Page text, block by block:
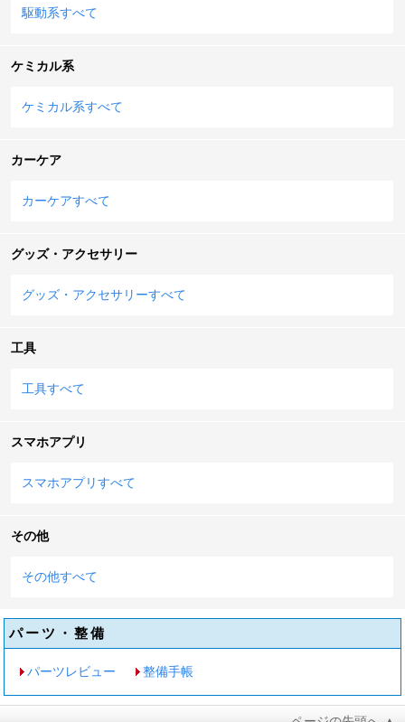
駆動系すべて
ケミカル系
ケミカル系すべて
カーケア
カーケアすべて
グッズ・アクセサリー
グッズ・アクセサリーすべて
工具
工具すべて
スマホアプリ
スマホアプリすべて
その他
その他すべて
パーツ・整備
パーツレビュー 整備手帳